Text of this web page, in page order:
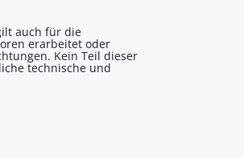
auch für die
erarbeitet oder
Kein Teil dieser
technische und